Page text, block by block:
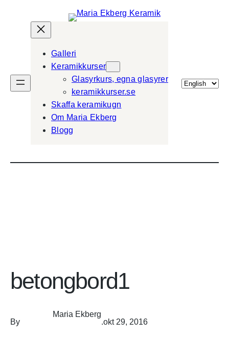
Galleri
Keramikkurser
Glasyrkurs, egna glasyrer
keramikkurser.se
Skaffa keramikugn
Om Maria Ekberg
Blogg
Välj
betongbord1
By
Maria Ekberg
.okt 29, 2016